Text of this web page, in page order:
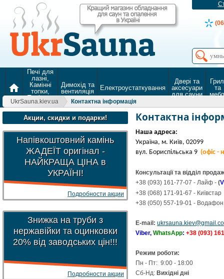
home
Печі для
лазні,
Камінні
топки,
Печі для
опалення
Димохід та
вентиляція
Електроустаткування
Двері та
аксесуари
для сауни
та
UkrSauna.kiev.ua Контактна інформація
Акции, скидки и подарки!
Напівкоштовний камінь
ЖАДЕЇТ оригінал -
НАЙКРАЩА ЦІНА в
УКРАЇНІ!
Подробности акции
Знижка на труби з
нержавійки та оцинковки
20% від заводських цін!!!
Подробности акции
Контактна
Наша адреса:
Україна, м. Київ, 02099
вул. Бориспільська 9 (офіс -
Консультації та відділ
+38 (093) 161-77-07 - Лайф - (
+38 (068) 171-91-67 - Київстар
+38 (050) 557-19-01 - Водафон
E-mail:
Viber, WhatsApp: +38 (093)
Режим роботи:
Пн - Пт: 9:00 - 18:00
Сб-Нд: Вихідні дні